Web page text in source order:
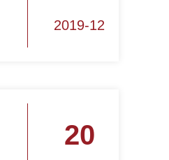
2019-12
20